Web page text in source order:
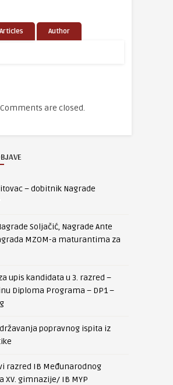
Author
Comments are closed.
– dobitnik Nagrade
Soljačić, Nagrade Ante
MZOM-a maturantima za
upis kandidata u 3. razred –
Diploma Programa – DP1 –
popravnog ispita iz
razred IB Međunarodnog
XV. gimnazije/ IB MYP